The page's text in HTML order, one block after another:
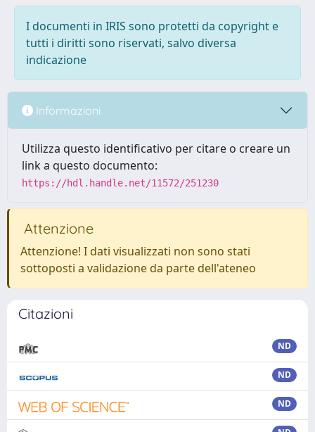
I documenti in IRIS sono protetti da copyright e
tutti i diritti sono riservati, salvo diversa
indicazione
Informazioni
Utilizza questo identificativo per citare o creare un
link a questo documento:
https://hdl.handle.net/11572/251230
Attenzione
Attenzione! I dati visualizzati non sono stati
sottoposti a validazione da parte dell'ateneo
Citazioni
ND
ND
ND